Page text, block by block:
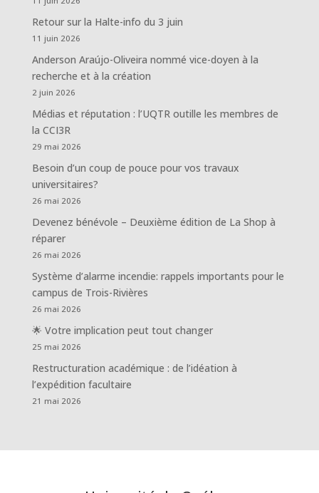
Retour sur la Halte-info du 3 juin
11 juin 2026
Anderson Araújo-Oliveira nommé vice-doyen à la
recherche et à la création
2 juin 2026
Médias et réputation : l’UQTR outille les membres de
la CCI3R
29 mai 2026
Besoin d’un coup de pouce pour vos travaux
universitaires?
26 mai 2026
Devenez bénévole – Deuxième édition de La Shop à
réparer
26 mai 2026
Système d’alarme incendie: rappels importants pour le
campus de Trois-Rivières
26 mai 2026
🌟 Votre implication peut tout changer
25 mai 2026
Restructuration académique : de l’idéation à
l’expédition facultaire
21 mai 2026